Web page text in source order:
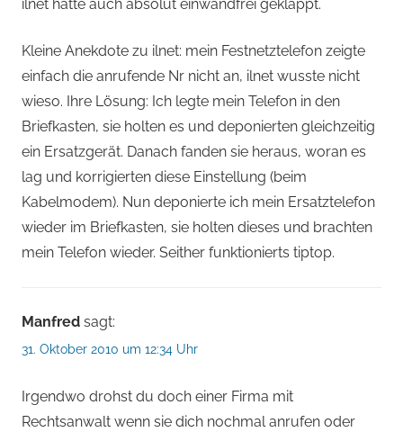
ilnet hatte auch absolut einwandfrei geklappt.
Kleine Anekdote zu ilnet: mein Festnetztelefon zeigte
einfach die anrufende Nr nicht an, ilnet wusste nicht
wieso. Ihre Lösung: Ich legte mein Telefon in den
Briefkasten, sie holten es und deponierten gleichzeitig
ein Ersatzgerät. Danach fanden sie heraus, woran es
lag und korrigierten diese Einstellung (beim
Kabelmodem). Nun deponierte ich mein Ersatztelefon
wieder im Briefkasten, sie holten dieses und brachten
mein Telefon wieder. Seither funktionierts tiptop.
Manfred sagt:
31. Oktober 2010 um 12:34 Uhr
Irgendwo drohst du doch einer Firma mit
Rechtsanwalt wenn sie dich nochmal anrufen oder